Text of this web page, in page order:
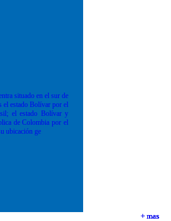
+ mas
+ mas
+ mas
situado en el sur de
el estado Bolívar por el
el estado Bolívar y
de Colombia por el
ubicación ge
+ mas